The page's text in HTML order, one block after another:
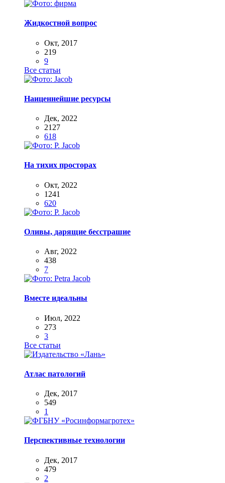
Жидкостной вопрос
Окт, 2017
219
9
Все статьи
Наиценнейшие ресурсы
Дек, 2022
2127
618
На тихих просторах
Окт, 2022
1241
620
Оливы, дарящие бесстрашие
Авг, 2022
438
7
Вместе идеальны
Июл, 2022
273
3
Все статьи
Атлас патологий
Дек, 2017
549
1
Перспективные технологии
Дек, 2017
479
2